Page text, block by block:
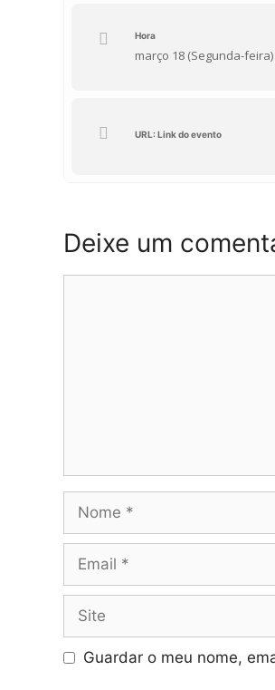
Hora
março 18 (Segunda-
URL: Link do evento
Deixe um
Nome
Email
Site
Guardar o meu nome,